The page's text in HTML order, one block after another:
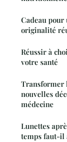
Cadeau
originalité
Réussir à
votre santé
Transformer
nouvelles
médecine
Lunettes
temps faut-il